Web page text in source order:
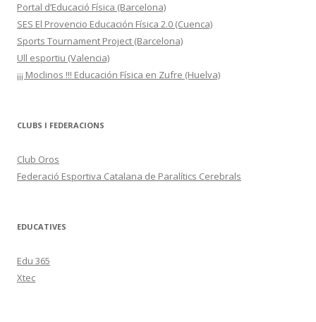
Portal d’Educació Física (Barcelona)
SES El Provencio Educación Física 2.0 (Cuenca)
Sports Tournament Project (Barcelona)
Ull esportiu (Valencia)
¡¡¡ Moclinos !!! Educación Física en Zufre (Huelva)
CLUBS I FEDERACIONS
Club Oros
Federació Esportiva Catalana de Paralítics Cerebrals
EDUCATIVES
Edu 365
Xtec